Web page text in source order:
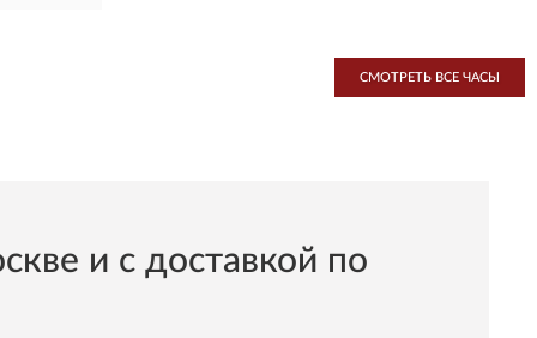
СМОТРЕТЬ ВСЕ ЧАСЫ
и с доставкой по